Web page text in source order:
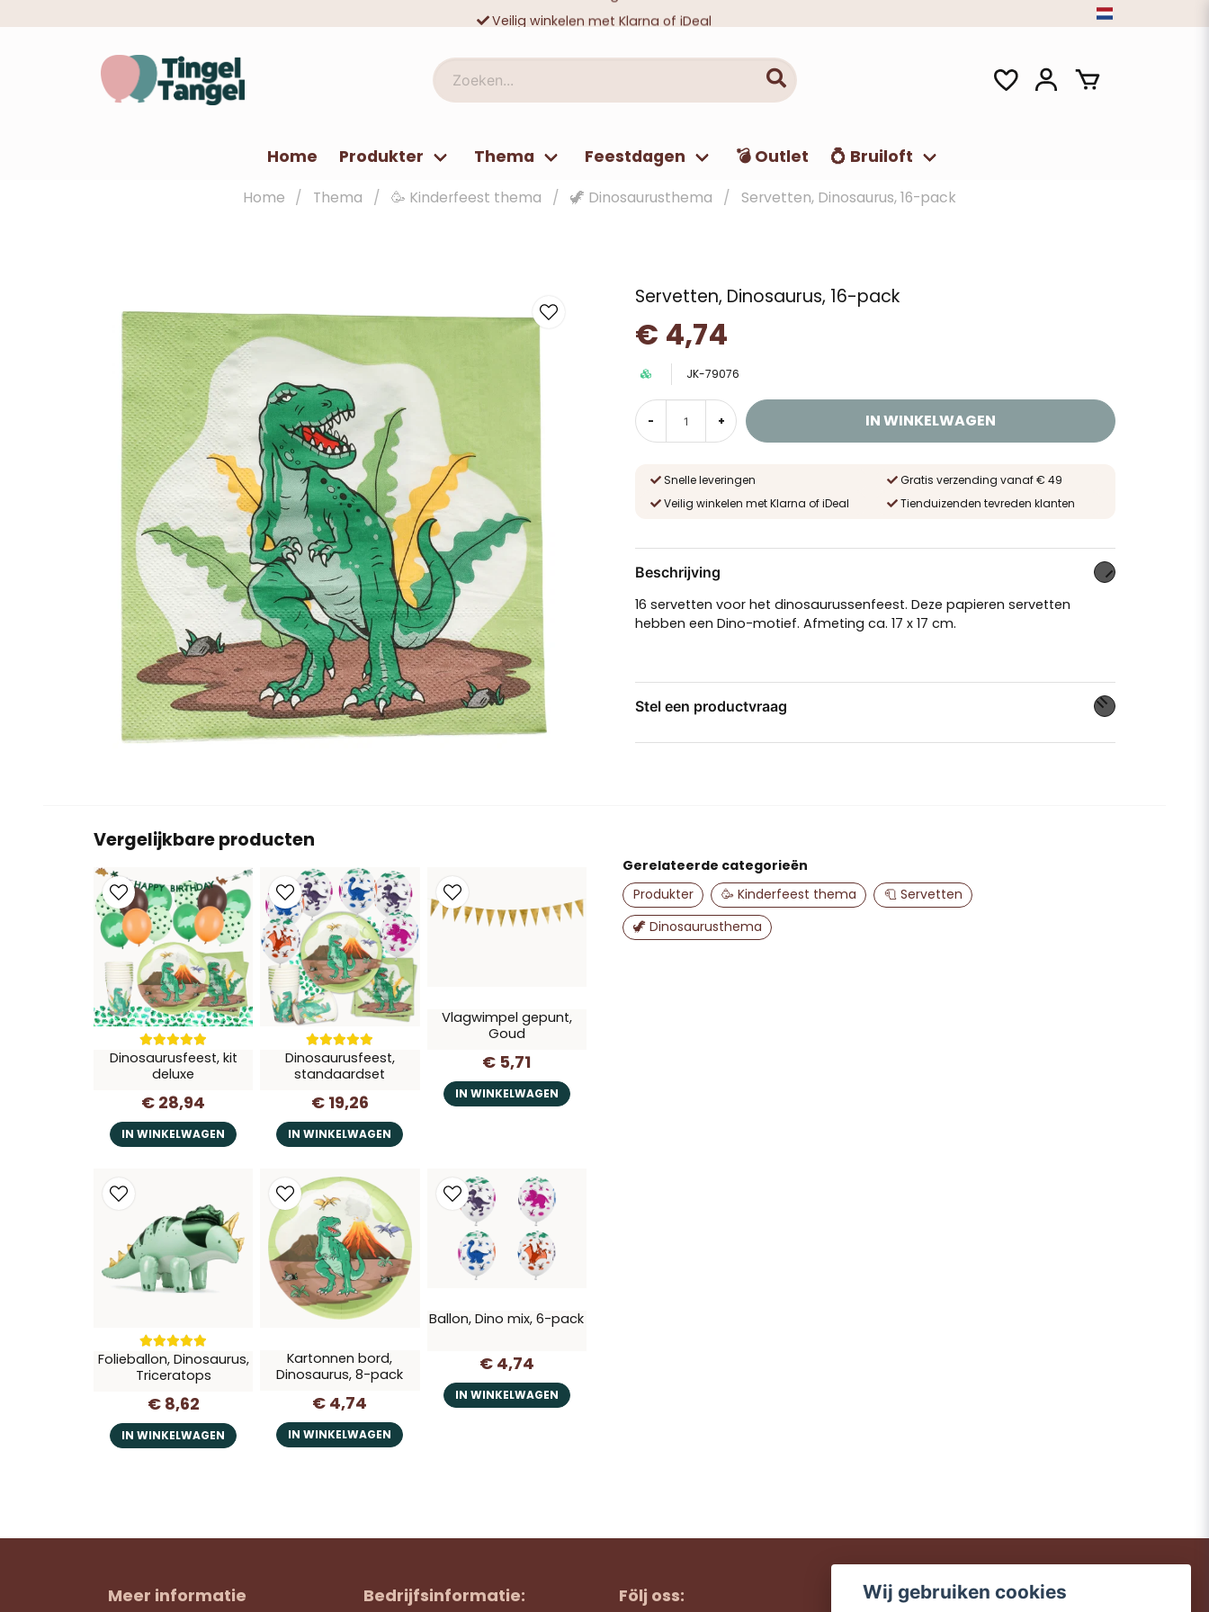
Veilig winkelen met Klarna of iDeal
Zoeken...
Home Produkter Thema Feestdagen 💣 Outlet 💍 Bruiloft
Home Thema 🥳 Kinderfeest thema 🦖 Dinosaurusthema Servetten, Dinosaurus, 16-pack
Servetten, Dinosaurus, 16-pack
€ 4,74
JK-79076
- + IN WINKELWAGEN
Snelle leveringen
Gratis verzending vanaf € 49
Veilig winkelen met Klarna of iDeal
Tienduizenden tevreden klanten
Beschrijving
16 servetten voor het dinosaurussenfeest. Deze papieren servetten
hebben een Dino-motief. Afmeting ca. 17 x 17 cm.
Stel een productvraag
Ja, u mag mijn vraag publiceren
Vergelijkbare producten
Dinosaurusfeest, kit
deluxe
€ 28,94
IN WINKELWAGEN
Dinosaurusfeest,
standaardset
€ 19,26
IN WINKELWAGEN
Vlagwimpel gepunt,
Goud
€ 5,71
IN WINKELWAGEN
Folieballon, Dinosaurus,
Triceratops
€ 8,62
IN WINKELWAGEN
Kartonnen bord,
Dinosaurus, 8-pack
€ 4,74
IN WINKELWAGEN
Ballon, Dino mix, 6-pack
€ 4,74
IN WINKELWAGEN
Gerelateerde categorieën
Produkter
🥳 Kinderfeest thema
🧻 Servetten
🦖 Dinosaurusthema
Meer informatie Bedrijfsinformatie: Följ oss: Wij gebruiken cookies